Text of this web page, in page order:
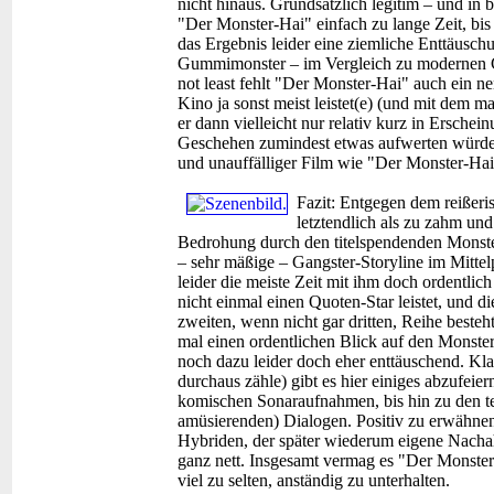
nicht hinaus. Grundsätzlich legitim – und in
"Der Monster-Hai" einfach zu lange Zeit,
das Ergebnis leider eine ziemliche
Gummimonster – im Vergleich zu
not least fehlt "Der Monster-Hai" auch ein
Kino ja sonst meist leistet(e) (und mit dem
er dann vielleicht nur relativ kurz in
Geschehen zumindest etwas aufwerten
und unauffälliger Film wie "Der Monster-
Fazit: Entgegen dem
letztendlich als zu zahm
Bedrohung durch den titelspendenden
– sehr mäßige – Gangster-Storyline im
leider die meiste Zeit mit ihm doch
nicht einmal einen Quoten-Star leistet, und
zweiten, wenn nicht gar dritten, Reihe
mal einen ordentlichen Blick auf den
noch dazu leider doch eher enttäuschend.
durchaus zähle) gibt es hier einiges
komischen Sonaraufnahmen, bis hin zu den
amüsierenden) Dialogen. Positiv zu
Hybriden, der später wiederum eigene
ganz nett. Insgesamt vermag es "Der
viel zu selten, anständig zu unterhalten.